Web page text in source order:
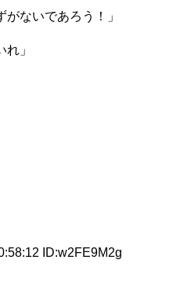
ないであろう！」
」
ID:w2FE9M2g